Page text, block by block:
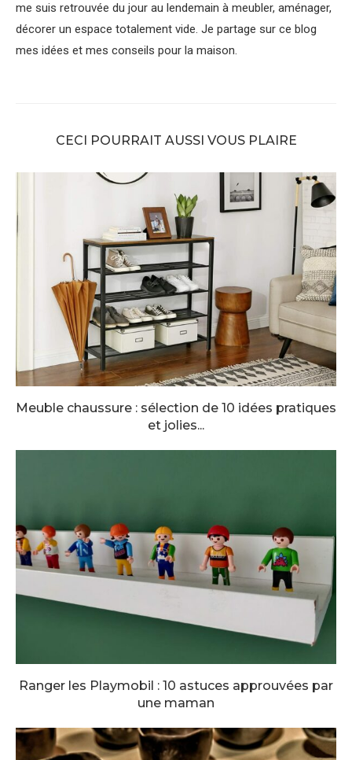
me suis retrouvée du jour au lendemain à meubler, aménager,
décorer un espace totalement vide. Je partage sur ce blog
mes idées et mes conseils pour la maison.
CECI POURRAIT AUSSI VOUS PLAIRE
Meuble chaussure : sélection de 10 idées pratiques
et jolies...
Ranger les Playmobil : 10 astuces approuvées par
une maman